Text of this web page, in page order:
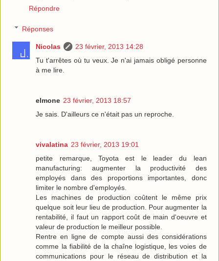
Répondre
Réponses
Nicolas
23 février, 2013 14:28
Tu t'arrêtes où tu veux. Je n'ai jamais obligé personne
à me lire.
elmone 23 février, 2013 18:57
Je sais. D'ailleurs ce n'était pas un reproche.
vivalatina 23 février, 2013 19:01
petite remarque, Toyota est le leader du lean
manufacturing: augmenter la productivité des
employés dans des proportions importantes, donc
limiter le nombre d'employés.
Les machines de production coûtent le même prix
quelque soit leur lieu de production. Pour augmenter la
rentabilité, il faut un rapport coût de main d'oeuvre et
valeur de production le meilleur possible.
Rentre en ligne de compte aussi des considérations
comme la fiabilité de la chaîne logistique, les voies de
communications pour le réseau de distribution et la